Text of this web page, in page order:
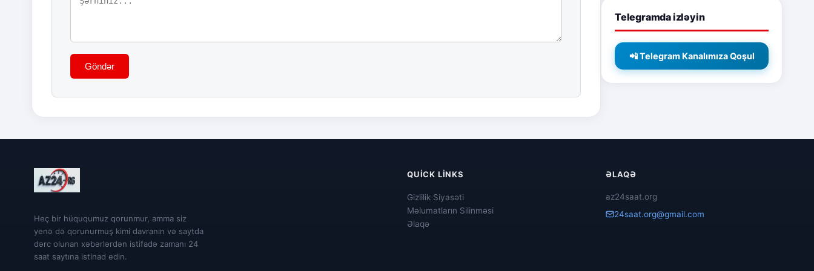
Göndər
Telegramda izləyin
📲 Telegram Kanalımıza Qoşul
Heç bir hüququmuz qorunmur, amma siz
yenə də qorunurmuş kimi davranın və saytda
dərc olunan xəbərlərdən istifadə zamanı 24
saat saytına istinad edin.
QUICK LINKS
Gizlilik Siyasəti
Məlumatların Silinməsi
Əlaqə
ƏLAQƏ
az24saat.org
24saat.org@gmail.com